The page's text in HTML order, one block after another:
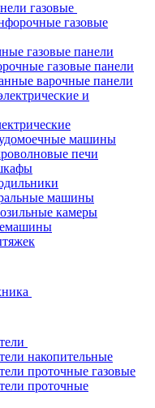
газовые
газовые
газовые панели
газовые панели
варочные панели
и
машины
печи
машины
камеры
накопительные
проточные газовые
проточные